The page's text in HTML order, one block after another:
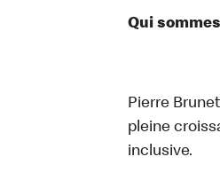
Qui
Pierre
pleine
inclusive.